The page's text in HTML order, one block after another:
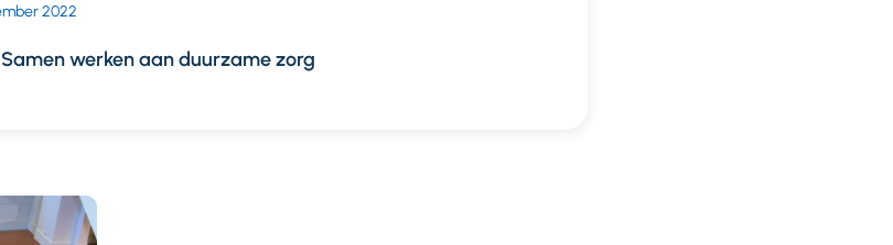
werken aan duurzame zorg
2022